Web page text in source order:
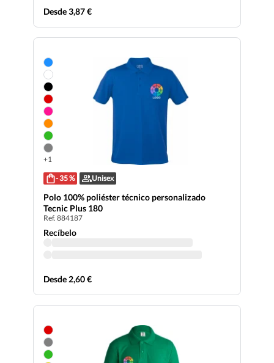
Desde 3,87 €
+1
- 35 % Unisex
Polo 100% poliéster técnico personalizado
Tecnic Plus 180
Ref. 884187
Recíbelo
Desde 2,60 €